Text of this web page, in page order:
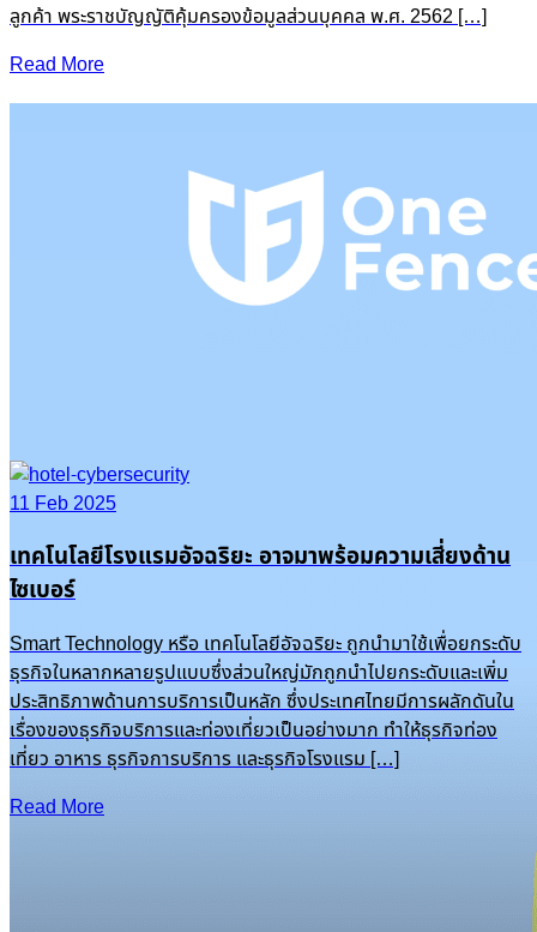
ลูกค้า พระราชบัญญัติคุ้มครองข้อมูลส่วนบุคคล พ.ศ. 2562 […]
Read More
11 Feb 2025
เทคโนโลยีโรงแรมอัจฉริยะ อาจมาพร้อมความเสี่ยงด้าน
ไซเบอร์
Smart Technology หรือ เทคโนโลยีอัจฉริยะ ถูกนำมาใช้เพื่อยกระดับ
ธุรกิจในหลากหลายรูปแบบซึ่งส่วนใหญ่มักถูกนำไปยกระดับและเพิ่ม
ประสิทธิภาพด้านการบริการเป็นหลัก ซึ่งประเทศไทยมีการผลักดันใน
เรื่องของธุรกิจบริการและท่องเที่ยวเป็นอย่างมาก ทำให้ธุรกิจท่อง
เที่ยว อาหาร ธุรกิจการบริการ และธุรกิจโรงแรม […]
Read More